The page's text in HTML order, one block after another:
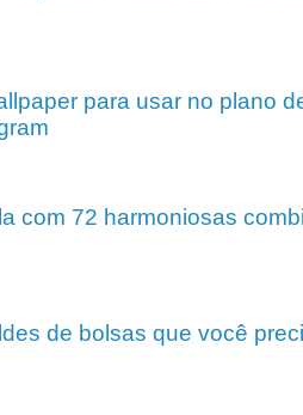
para usar no plano
com 72 harmoniosas
de bolsas que você